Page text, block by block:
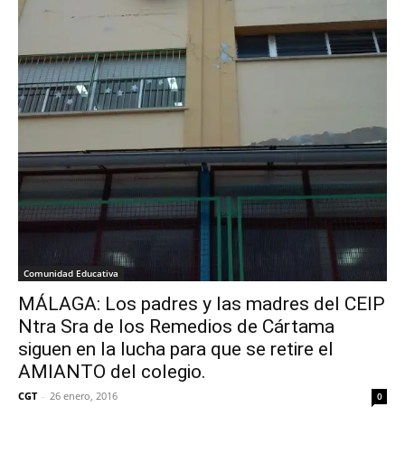
Comunidad Educativa
MÁLAGA: Los padres y las madres del CEIP
Ntra Sra de los Remedios de Cártama
siguen en la lucha para que se retire el
AMIANTO del colegio.
CGT - 26 enero, 2016 0